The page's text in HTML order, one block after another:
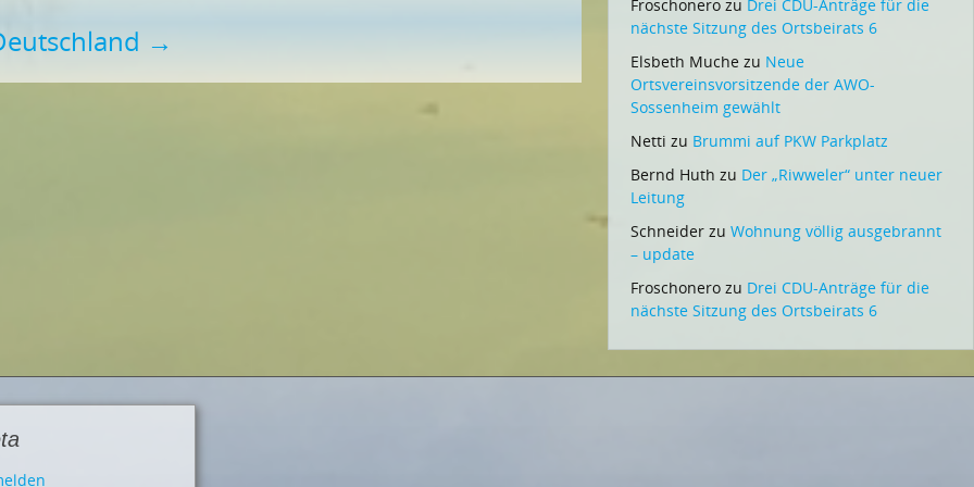
→
Froschonero zu Drei CDU-Anträge für die
nächste Sitzung des Ortsbeirats 6
Elsbeth Muche zu Neue
Ortsvereinsvorsitzende der AWO-
Sossenheim gewählt
Netti zu Brummi auf PKW Parkplatz
Bernd Huth zu Der „Riwweler“ unter neuer
Leitung
Schneider zuWohnung völlig ausgebrannt
– update
Froschonero zu Drei CDU-Anträge für die
nächste Sitzung des Ortsbeirats 6